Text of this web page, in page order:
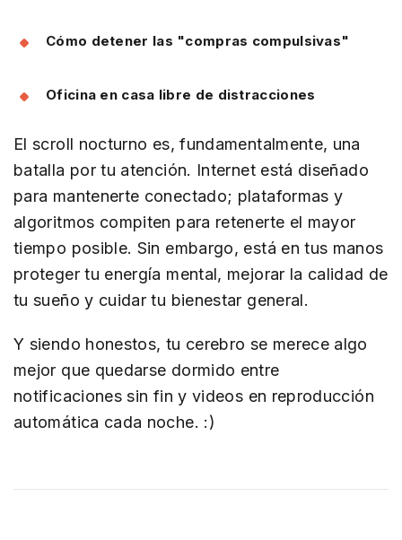
Cómo detener las "compras compulsivas"
Oficina en casa libre de distracciones
El scroll nocturno es, fundamentalmente, una
batalla por tu atención. Internet está diseñado
para mantenerte conectado; plataformas y
algoritmos compiten para retenerte el mayor
tiempo posible. Sin embargo, está en tus manos
proteger tu energía mental, mejorar la calidad de
tu sueño y cuidar tu bienestar general.
Y siendo honestos, tu cerebro se merece algo
mejor que quedarse dormido entre
notificaciones sin fin y videos en reproducción
automática cada noche. :)